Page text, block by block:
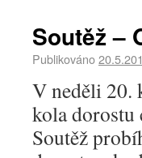
Soutěž –
Publikováno
V neděli 20.
kola dorostu
Soutěž